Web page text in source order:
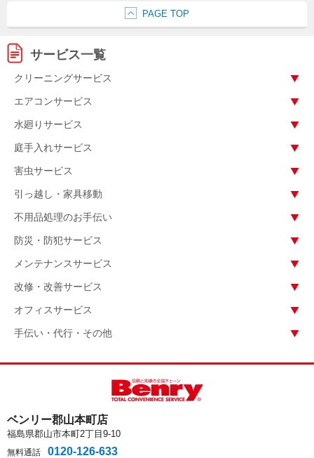
PAGE TOP
サービス一覧
クリーニングサービス
エアコンサービス
水廻りサービス
庭手入れサービス
害虫サービス
引っ越し・家具移動
不用品処理のお手伝い
防災・防犯サービス
メンテナンスサービス
改修・改善サービス
オフィスサービス
手伝い・代行・その他
ベンリー郡山本町店
福島県郡山市本町2丁目9-10
無料通話 0120-126-633